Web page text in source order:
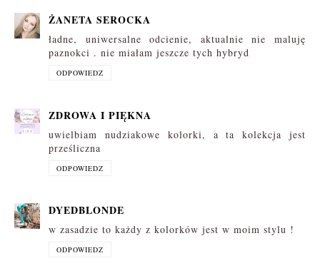
ŻANETA SEROCKA
ładne, uniwersalne odcienie, aktualnie nie maluję
paznokci . nie miałam jeszcze tych hybryd
ODPOWIEDZ
ZDROWA I PIĘKNA
uwielbiam nudziakowe kolorki, a ta kolekcja jest
prześliczna
ODPOWIEDZ
DYEDBLONDE
w zasadzie to każdy z kolorków jest w moim stylu !
ODPOWIEDZ